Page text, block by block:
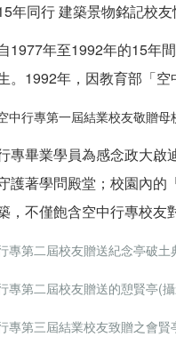
年同行 建築景物銘記校
1977年至1992年的15年
。1992年，因教育部「空
中行專第一屆結業校友敬贈
專畢業學員為感念政大啟
護著學問殿堂；校園內的
，不僅飽含空中行專校友
專第二屆校友贈送紀念亭破
專第二屆校友贈送的憩賢亭(
專第三屆結業校友致贈之會賢